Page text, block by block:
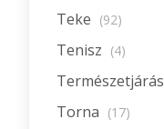
Teke (92)
Tenisz (4)
Természetjárás
Torna (17)